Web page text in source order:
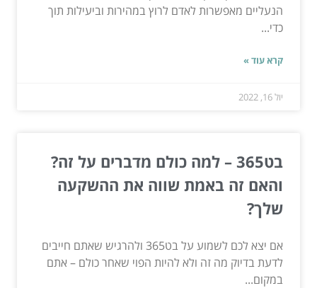
הנעליים מאפשרות לאדם לרוץ במהירות וביעילות תוך
כדי...
קרא עוד »
יול 16, 2022
בט365 – למה כולם מדברים על זה?
והאם זה באמת שווה את ההשקעה
שלך?
אם יצא לכם לשמוע על בט365 ולהרגיש שאתם חייבים
לדעת בדיוק מה זה ולא להיות הפוי שאחר כולם – אתם
במקום...